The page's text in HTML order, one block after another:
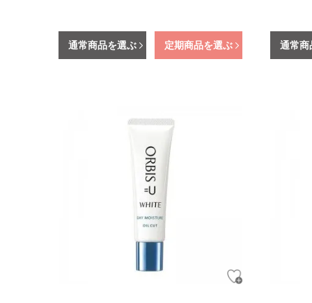
通常商品を選ぶ 定期商品を選ぶ 通常商